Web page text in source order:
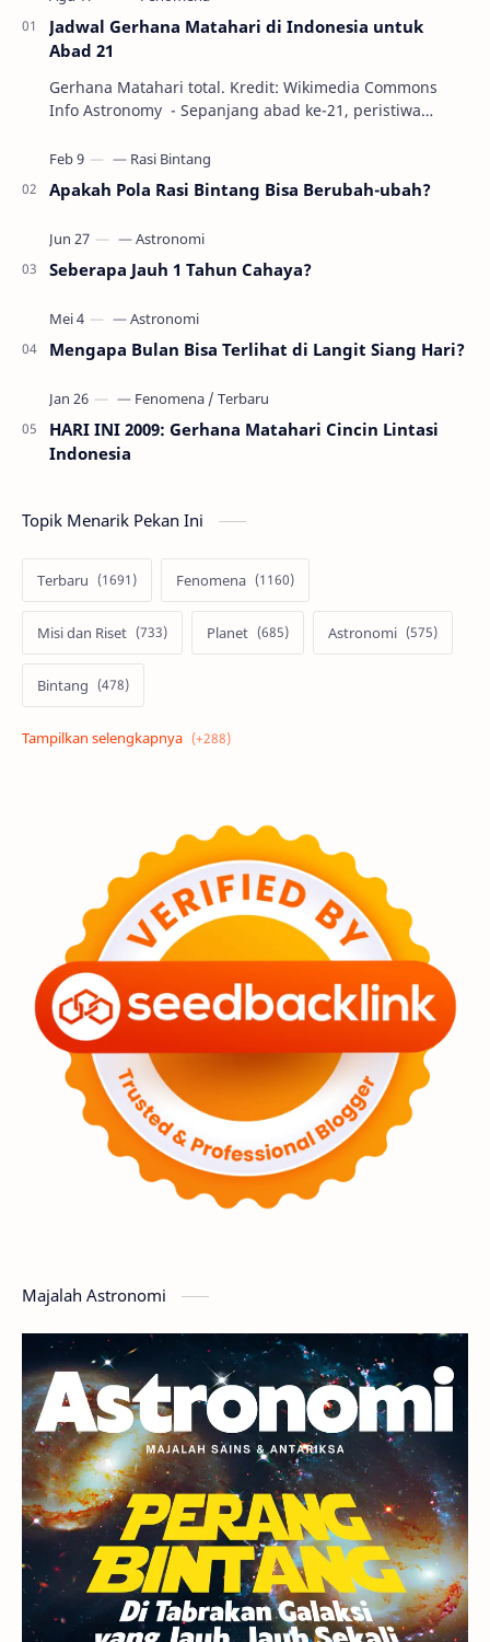
Jadwal Gerhana Matahari di Indonesia untuk
Abad 21
Gerhana Matahari total. Kredit: Wikimedia Commons
Info Astronomy - Sepanjang abad ke-21, peristiwa
Apakah Pola Rasi Bintang Bisa Berubah-ubah?
Seberapa Jauh 1 Tahun Cahaya?
Mengapa Bulan Bisa Terlihat di Langit Siang Hari?
HARI INI 2009: Gerhana Matahari Cincin Lintasi
Indonesia
Topik Menarik Pekan Ini
Terbaru Fenomena
Misi dan Riset Planet Astronomi
Bintang
Alam semesta Galaksi
Tata Surya Hype
Asteroid Observasi
Premium Komet Bulan
Penelitian Serba-serbi Satelit
Luar Angkasa Video Aurora
Supernova Nebula Sponsored
Featured Mars
GMT 2016
Planet Kerdil Bumi Pengetahuan
Berita Hujan Meteor Satelit Alami
Rasi Bintang Teleskop Saturnus
GBT 2018 UFO Advertorial
Astrofotografi
Stasiun Luar Angkasa Internasional
Majalah Astronomi